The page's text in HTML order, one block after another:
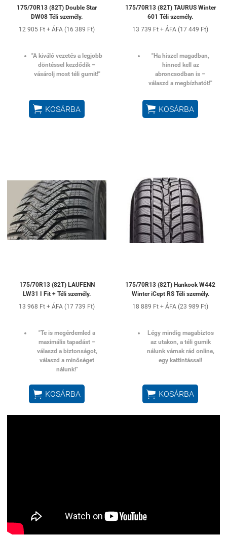
175/70R13 (82T) Double Star
DW08 Téli személy.
12 905 Ft + ÁFA (16 389 Ft)
"A kiváló vezetés a legjobb
döntéssel kezdődik –
vásárolj most téli gumit!"
 KOSÁRBA
175/70R13 (82T) TAURUS Winter
601 Téli személy.
13 739 Ft + ÁFA (17 449 Ft)
"Ha hiszel magadban,
hinned kell az
abroncsodban is –
válaszd a megbízhatót!"
 KOSÁRBA
175/70R13 (82T) LAUFENN
LW31 I Fit + Téli személy.
13 968 Ft + ÁFA (17 739 Ft)
"Te is megérdemled a
maximális tapadást –
válaszd a biztonságot,
válaszd a minőséget
nálunk!"
 KOSÁRBA
175/70R13 (82T) Hankook W442
Winter iCept RS Téli személy.
18 889 Ft + ÁFA (23 989 Ft)
Légy mindig magabiztos
az utakon, a téli gumik
nálunk várnak rád online,
egy kattintással!
 KOSÁRBA